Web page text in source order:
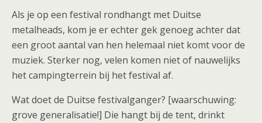
Als je op een festival rondhangt met Duitse
metalheads, kom je er echter gek genoeg achter dat
een groot aantal van hen helemaal niet komt voor de
muziek. Sterker nog, velen komen niet of nauwelijks
het campingterrein bij het festival af.
Wat doet de Duitse festivalganger? [waarschuwing:
grove generalisatie!] Die hangt bij de tent, drinkt